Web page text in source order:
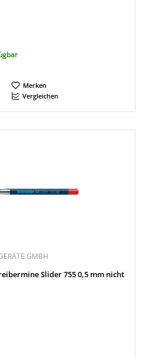
Merken
Vergleichen
GMBH
Slider 755 0,5 mm nicht